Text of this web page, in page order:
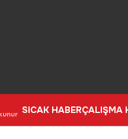
SICAK HABERÇALIŞMA